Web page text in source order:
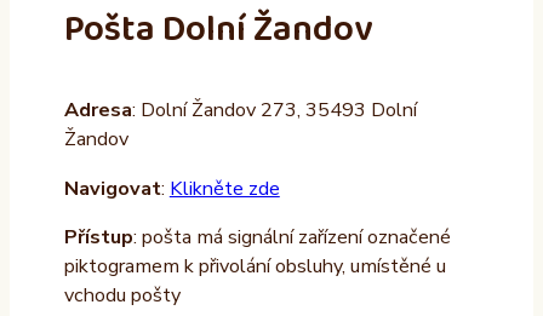
Pošta Dolní Žandov
Adresa: Dolní Žandov 273, 35493 Dolní
Žandov
Navigovat: Klikněte zde
Přístup: pošta má signální zařízení označené
piktogramem k přivolání obsluhy, umístěné u
vchodu pošty